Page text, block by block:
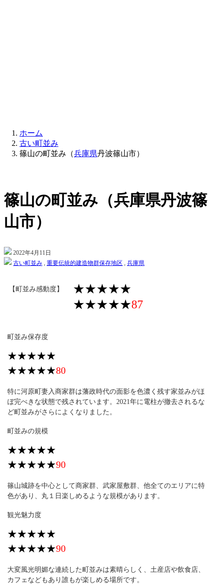
ホーム
古い町並み
篠山の町並み（兵庫県丹波篠山市）
篠山の町並み（兵庫県丹波篠
山市）
2022年4月11日
古い町並み , 重要伝統的建造物群保存地区 , 兵庫県
【町並み感動度】
★★★★★
★★★★★87
町並み保存度
★★★★★
★★★★★80
特に河原町妻入商家群は藩政時代の面影を色濃く残す家並みがほ
ぼ完ぺきな状態で残されています。2021年に電柱が撤去されるな
ど町並みがさらによくなりました。
町並みの規模
★★★★★
★★★★★90
篠山城跡を中心として商家群、武家屋敷群、他全てのエリアに特
色があり、丸１日楽しめるような規模があります。
観光魅力度
★★★★★
★★★★★90
大変風光明媚な連続した町並みは素晴らしく、土産店や飲食店、
カフェなどもあり誰もが楽しめる場所です。